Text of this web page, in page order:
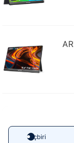
Hiçbiri